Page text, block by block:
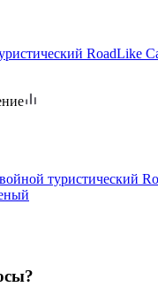
RoadLike
туристический